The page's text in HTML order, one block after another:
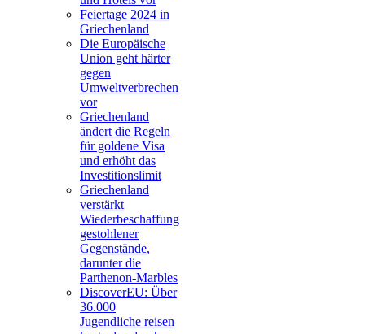
Feiertage 2024 in
Griechenland
Die Europäische
Union geht härter
gegen
Umweltverbrechen
vor
Griechenland
ändert die Regeln
für goldene Visa
und erhöht das
Investitionslimit
Griechenland
verstärkt
Wiederbeschaffung
gestohlener
Gegenstände,
darunter die
Parthenon-Marbles
DiscoverEU: Über
36.000
Jugendliche reisen